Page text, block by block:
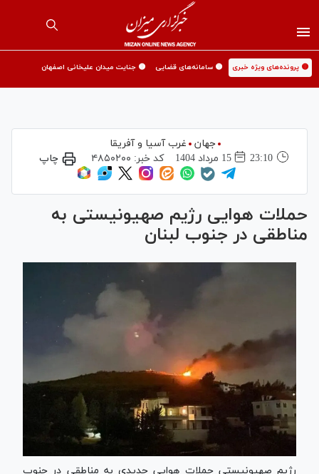
🟡 پرونده‌های ویژه خبری 🟡 سامانه‌های قضایی 🟡 جنایت میدان علیخانی اصفهان
جهان
غرب آسیا و آفریقا
23:10
15 مرداد 1404 کد خبر: ۴۸۵۰۲۰۰ چاپ
حملات هوایی رژیم صهیونیستی به
مناطقی در جنوب لبنان
رژیم صهیونیستی حملات هوایی جدیدی به مناطقی در جنوب